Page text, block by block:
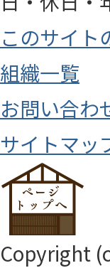
このサイト
組織一覧
お問い合わ
サイトマッ
Copyright